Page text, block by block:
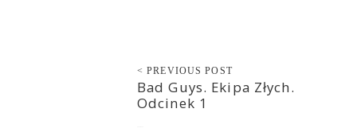
< PREVIOUS POST
Bad Guys. Ekipa Złych.
Odcinek 1